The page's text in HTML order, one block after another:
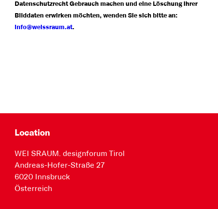
Datenschutzrecht Gebrauch machen und eine Löschung Ihrer
Bilddaten erwirken möchten, wenden Sie sich bitte an:
info@weissraum.at.
Location
WEI SRAUM. designforum Tirol
Andreas-Hofer-Straße 27
6020 Innsbruck
Österreich